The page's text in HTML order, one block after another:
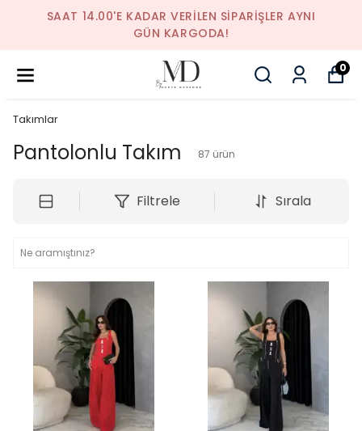
SAAT 14.00'E KADAR VERILEN SIPARIŞLER AYNI
GÜN KARGODA!
0
Takımlar
Pantolonlu Takım 87 ürün
Filtrele Sırala